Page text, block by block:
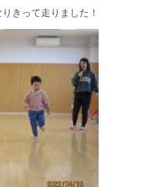
きって走りました！